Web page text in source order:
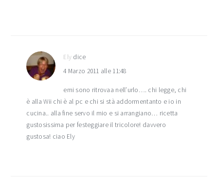
Ely dice
4 Marzo 2011 alle 11:48
emi sono ritrovaa nell’urlo…. chi legge, chi
è alla Wii chi è al pc e chi si stà addormentanto e io in
cucina.. alla fine servo il mio e si arrangiano… ricetta
gustosissima per festeggiare il tricolore! davvero
gustosa! ciao Ely